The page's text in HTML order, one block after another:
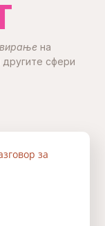
на
сфери